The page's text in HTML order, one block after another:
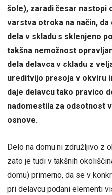
šole), zaradi česar nastopi
varstva otroka na način,
dela v skladu s sklenjeno
takšna nemožnost
dela delavca v skladu z
ureditvijo presoja v okviru
daje delavcu tako pravico
nadomestila za odsotnost
osnove.
Delo na domu ni združljivo z
zato je tudi v takšnih
domu) primerno, da se v
pri delavcu podani elementi